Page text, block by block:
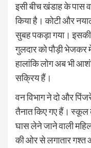
इसी बीच खंडाह के पास
किया है। कोटी और
सुबह पकड़ा गया। इसकी
गुलदार को पौड़ी भेजकर
हालांकि लोग अब भी
सक्रिय हैं।
वन विभाग ने दो और
तैनात किए गए हैं। स्कूल
घास लेने जाने वाली
की ओर से लगातार गश्त